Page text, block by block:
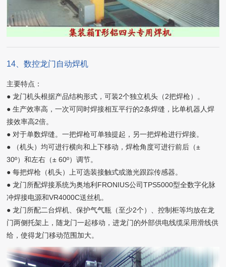
14、数控龙门自动焊机
主要特点：
● 龙门机头根据产品结构形式，可装2个独立机头（2把焊枪）。
● 生产效率高，一次可同时焊接相互平行的2条焊缝，比单机器人焊
接效率高2倍。
● 对于单数焊缝。一把焊枪可单独提起，另一把焊枪进行焊接。
● （机头）均可进行横向和上下移动，焊枪角度可进行前后（±
30º）和左右（± 60º）调节。
● 每把焊枪（机头）上可选装接触式或激光跟踪传感器。
● 龙门所配焊接系统为奥地利FRONIUS公司TPS5000型全数字化脉
冲焊接电源和VR4000C送丝机。
● 龙门所配二台焊机、保护气气瓶（至少2个）、控制柜等均放在龙
门两侧托架上，随龙门一起移动，进龙门的外部供电线缆采用滑线供
给，使得龙门移动范围加大。